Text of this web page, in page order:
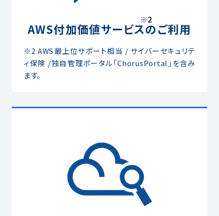
※2
AWS付加価値サービスのご利用
※2 AWS最上位サポート相当 / サイバーセキュリテ
ィ保険 /独自管理ポータル「ChorusPortal」を含み
ます。